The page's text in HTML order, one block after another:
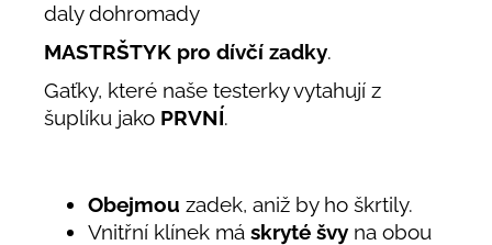
daly dohromady
MASTRŠTYK pro dívčí zadky.
Gaťky, které naše testerky vytahují z
šuplíku jako PRVNÍ.
Obejmou zadek, aniž by ho škrtily.
Vnitřní klínek má skryté švy na obou